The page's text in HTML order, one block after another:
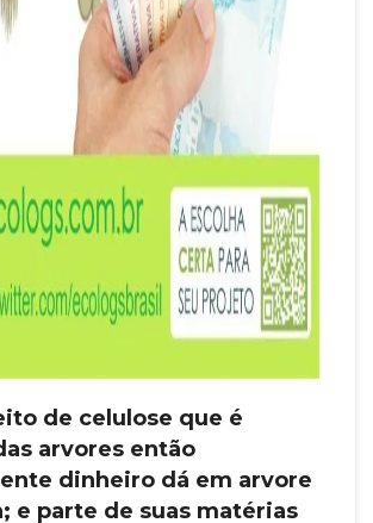
de celulose que é
arvores então
dinheiro dá em arvore
e parte de suas matérias